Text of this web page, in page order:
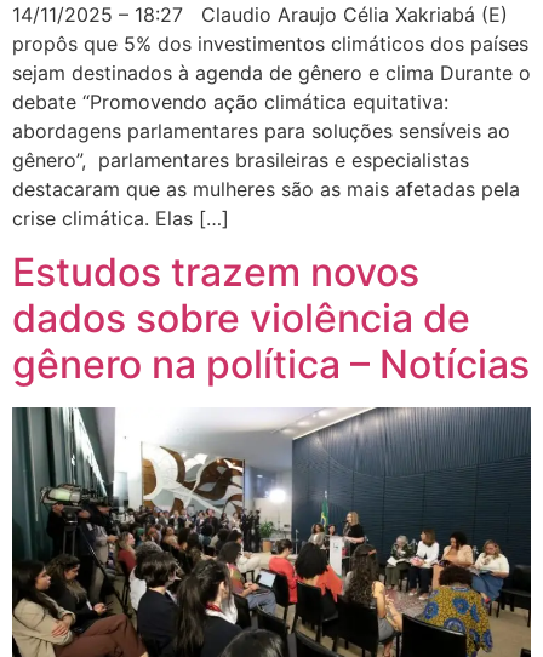
14/11/2025 – 18:27 Claudio Araujo Célia Xakriabá (E)
propôs que 5% dos investimentos climáticos dos países
sejam destinados à agenda de gênero e clima Durante o
debate “Promovendo ação climática equitativa:
abordagens parlamentares para soluções sensíveis ao
gênero”, parlamentares brasileiras e especialistas
destacaram que as mulheres são as mais afetadas pela
crise climática. Elas […]
Estudos trazem novos
dados sobre violência de
gênero na política – Notícias